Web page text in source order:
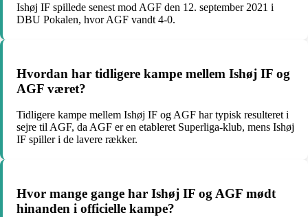
Ishøj IF spillede senest mod AGF den 12. september 2021 i
DBU Pokalen, hvor AGF vandt 4-0.
Hvordan har tidligere kampe mellem Ishøj IF og
AGF været?
Tidligere kampe mellem Ishøj IF og AGF har typisk resulteret i
sejre til AGF, da AGF er en etableret Superliga-klub, mens Ishøj
IF spiller i de lavere rækker.
Hvor mange gange har Ishøj IF og AGF mødt
hinanden i officielle kampe?